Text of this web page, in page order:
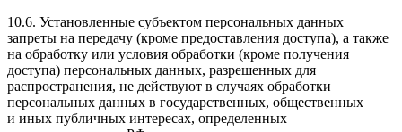
10.6. Установленные субъектом персональных данных
запреты на передачу (кроме предоставления доступа), а также
на обработку или условия обработки (кроме получения
доступа) персональных данных, разрешенных для
распространения, не действуют в случаях обработки
персональных данных в государственных, общественных
и иных публичных интересах, определенных